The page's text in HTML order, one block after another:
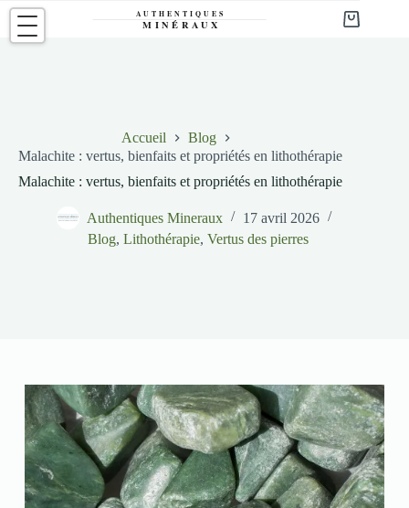
Passer
contenu
Panier
Accueil
Blog
Malachite : vertus, bienfaits et propriétés en lithothérapie
Malachite : vertus, bienfaits et propriétés en lithothérapie
Authentiques Mineraux
17 avril 2026
Blog,Lithothérapie,Vertus des pierres